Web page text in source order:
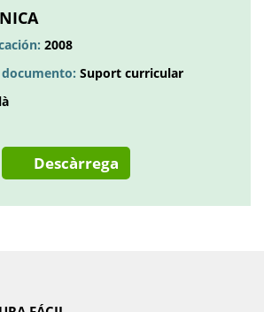
una
pestanya
nova2008
Suport curricular
Descàrrega